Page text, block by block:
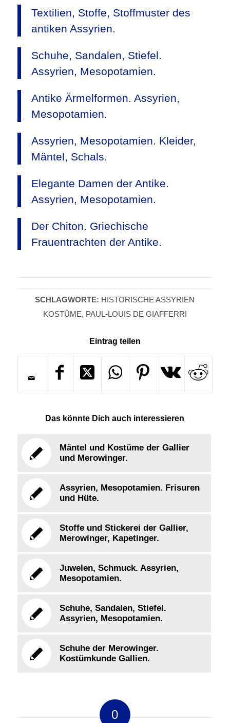
Textilien, Stoffe, Stoffmuster des
antiken Assyrien.
Schuhe, Sandalen, Stiefel.
Assyrien, Mesopotamien.
Antike Ärmelformen. Assyrien,
Mesopotamien.
Assyrien, Mesopotamien. Kleider,
Mäntel, Schals.
Elegante Damen der Antike.
Assyrien, Mesopotamien.
Der Chiton. Griechische
Frauentrachten der Antike.
SCHLAGWORTE: HISTORISCHE ASSYRIEN
KOSTÜME, PAUL-LOUIS DE GIAFFERRI
Eintrag teilen
Das könnte Dich auch interessieren
Mäntel und Kostüme der Gallier
und Merowinger.
Assyrien, Mesopotamien. Frisuren
und Hüte.
Stoffe und Stickerei der Gallier,
Merowinger, Kapetinger.
Juwelen, Schmuck. Assyrien,
Mesopotamien.
Schuhe, Sandalen, Stiefel.
Assyrien, Mesopotamien.
Schuhe der Merowinger.
Kostümkunde Gallien.
0